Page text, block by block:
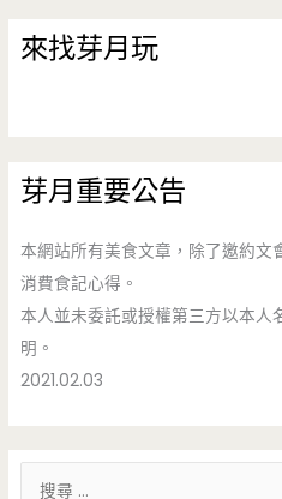
來找芽月玩
芽月重要公告
本網站所有美食文章，除了邀約文
消費食記心得。
本人並未委託或授權第三方以本人
明。
2021.02.03